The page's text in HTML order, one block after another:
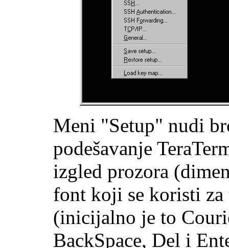
Meni "Setup" nudi
podešavanje
izgled prozora
font koji se koristi
(inicijalno je to
BackSpace, Del i